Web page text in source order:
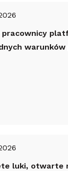
pracownicy
warunków
luki, otwarte